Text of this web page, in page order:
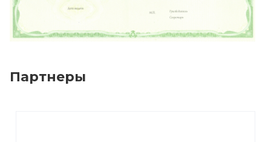
Партнеры